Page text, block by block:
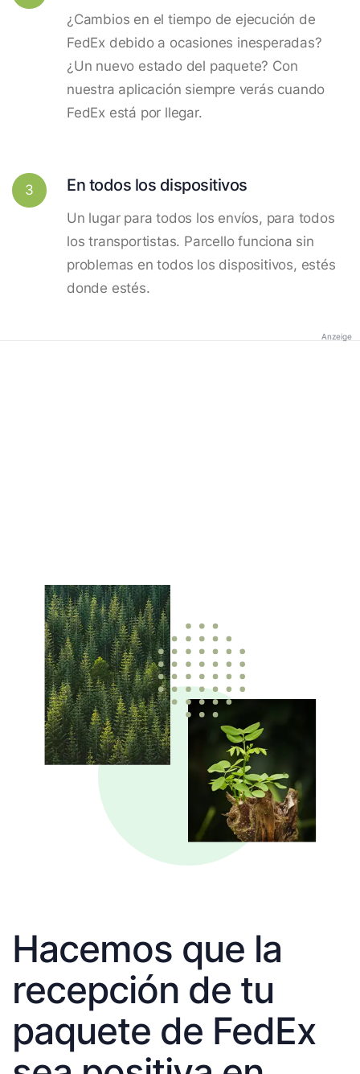
¿Cambios en el tiempo de ejecución de
FedEx debido a ocasiones inesperadas?
¿Un nuevo estado del paquete? Con
nuestra aplicación siempre verás cuando
FedEx está por llegar.
3 En todos los dispositivos
Un lugar para todos los envíos, para todos
los transportistas. Parcello funciona sin
problemas en todos los dispositivos, estés
donde estés.
Anzeige
Hacemos que la
recepción de tu
paquete de FedEx